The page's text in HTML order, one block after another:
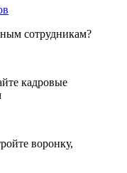
сотрудникам?
кадровые
воронку,